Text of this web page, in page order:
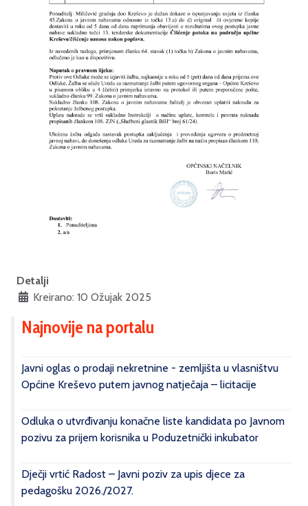
Detalji
Kreirano: 10 Ožujak 2025
Najnovije na portalu
Javni oglas o prodaji nekretnine - zemljišta u vlasništvu
Općine Kreševo putem javnog natječaja – licitacije
Odluka o utvrđivanju konačne liste kandidata po Javnom
pozivu za prijem korisnika u Poduzetnički inkubator
Dječji vrtić Radost – Javni poziv za upis djece za
pedagošku 2026./2027.